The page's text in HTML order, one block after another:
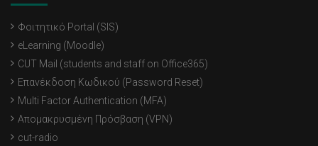
Φοιτητικό Portal (SIS)
eLearning (Moodle)
CUT Mail (students and staff on Office365)
Επανέκδοση Κωδικού (Password Reset)
Multi Factor Authentication (MFA)
Απομακρυσμένη Πρόσβαση (VPN)
cut-radio